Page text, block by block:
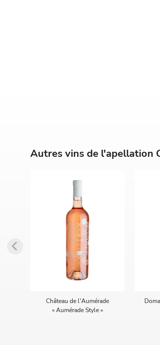
Autres vins de l'apellation
Château de l'Aumérade
« Aumérade Style »